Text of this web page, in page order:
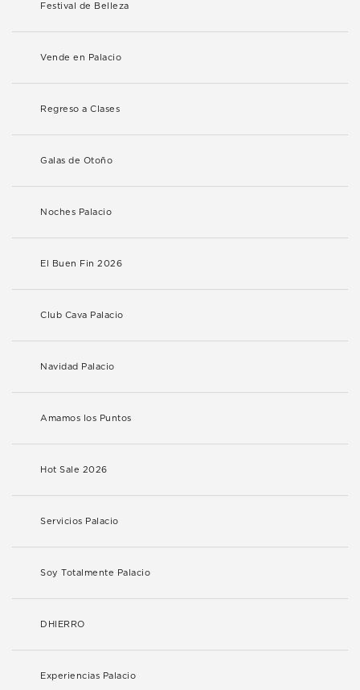
Festival de Belleza
Vende en Palacio
Regreso a Clases
Galas de Otoño
Noches Palacio
El Buen Fin 2026
Club Cava Palacio
Navidad Palacio
Amamos los Puntos
Hot Sale 2026
Servicios Palacio
Soy Totalmente Palacio
DHIERRO
Experiencias Palacio